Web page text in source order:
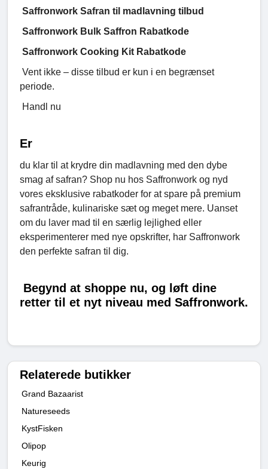
Saffronwork Safran til madlavning tilbud
Saffronwork Bulk Saffron Rabatkode
Saffronwork Cooking Kit Rabatkode
Vent ikke – disse tilbud er kun i en begrænset
periode.
Handl nu
Er
du klar til at krydre din madlavning med den dybe
smag af safran? Shop nu hos Saffronwork og nyd
vores eksklusive rabatkoder for at spare på premium
safrantråde, kulinariske sæt og meget mere. Uanset
om du laver mad til en særlig lejlighed eller
eksperimenterer med nye opskrifter, har Saffronwork
den perfekte safran til dig.
Begynd at shoppe nu, og løft dine
retter til et nyt niveau med Saffronwork.
Relaterede butikker
Grand Bazaarist
Natureseeds
KystFisken
Olipop
Keurig